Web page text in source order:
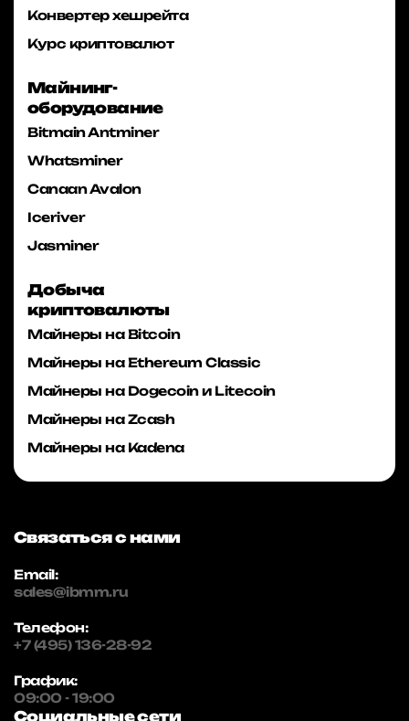
Конвертер хешрейта
Курс криптовалют
Майнинг-
оборудование
Bitmain Antminer
Whatsminer
Canaan Avalon
Iceriver
Jasminer
Добыча
криптовалюты
Майнеры на Bitcoin
Майнеры на Ethereum Classic
Майнеры на Dogecoin и Litecoin
Майнеры на Zcash
Майнеры на Kadena
Связаться с нами
Email:
sales@ibmm.ru
Телефон:
+7 (495) 136-28-92
График:
09:00 - 19:00
Социальные сети